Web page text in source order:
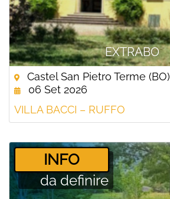
EXTRABO
Castel San Pietro Terme (BO)
06 Set 2026
VILLA BACCI – RUFFO
­INFO
da definire